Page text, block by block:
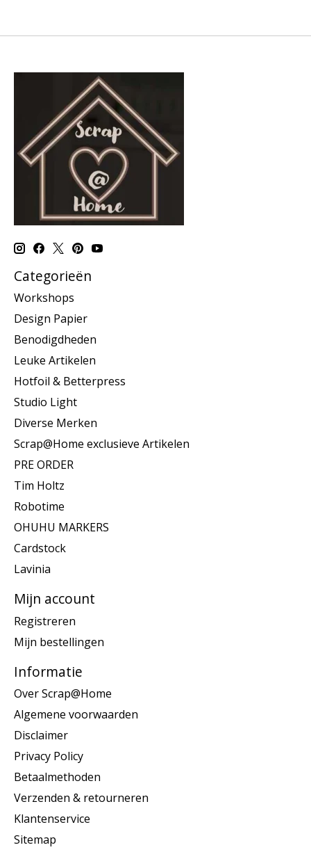
Categorieën
Workshops
Design Papier
Benodigdheden
Leuke Artikelen
Hotfoil & Betterpress
Studio Light
Diverse Merken
Scrap@Home exclusieve Artikelen
PRE ORDER
Tim Holtz
Robotime
OHUHU MARKERS
Cardstock
Lavinia
Mijn account
Registreren
Mijn bestellingen
Informatie
Over Scrap@Home
Algemene voorwaarden
Disclaimer
Privacy Policy
Betaalmethoden
Verzenden & retourneren
Klantenservice
Sitemap